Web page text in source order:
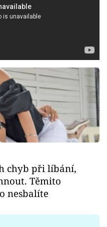
chyb při líbání,
Těmito
nesbalíte